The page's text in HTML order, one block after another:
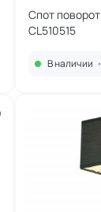
Спот
CL510515
В наличии •